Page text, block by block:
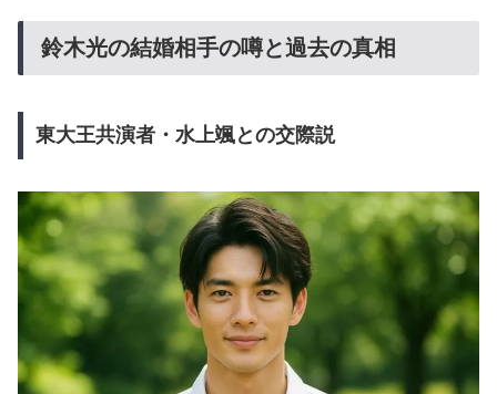
鈴木光の結婚相手の噂と過去の真相
東大王共演者・水上颯との交際説